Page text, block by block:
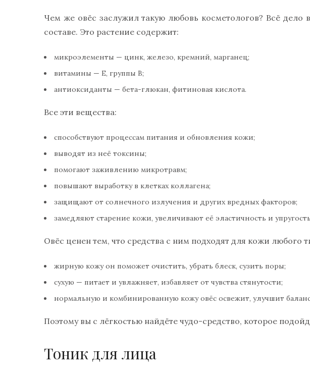
Чем же овёс заслужил такую любовь косметологов? Всё дело
составе. Это растение содержит:
микроэлементы — цинк, железо, кремний, марганец;
витамины — Е, группы В;
антиоксиданты — бета-глюкан, фитиновая кислота.
Все эти вещества:
способствуют процессам питания и обновления кожи;
выводят из неё токсины;
помогают заживлению микротравм;
повышают выработку в клетках коллагена;
защищают от солнечного излучения и других вредных факторов;
замедляют старение кожи, увеличивают её эластичность и
Овёс ценен тем, что средства с ним подходят для кожи любого
жирную кожу он поможет очистить, убрать блеск, сузить поры;
сухую — питает и увлажняет, избавляет от чувства стянутости;
нормальную и комбинированную кожу овёс освежит, улучшит
Поэтому вы с лёгкостью найдёте чудо-средство, которое
Тоник для лица